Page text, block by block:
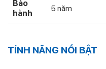
Bảo
hành
5 năm
TÍNH NĂNG NỔI BẬT